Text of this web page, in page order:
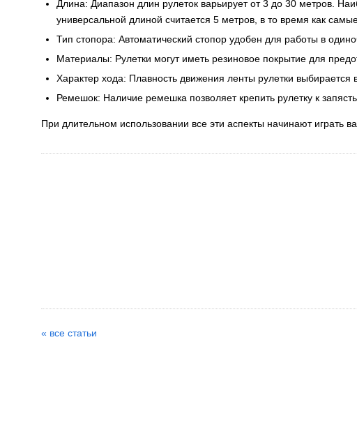
Длина: Диапазон длин рулеток варьирует от 3 до 30 метров.
универсальной длиной считается 5 метров, в то время как
Тип стопора: Автоматический стопор удобен для работы в
Материалы: Рулетки могут иметь резиновое покрытие для
Характер хода: Плавность движения ленты рулетки выбирается
Ремешок: Наличие ремешка позволяет крепить рулетку к
При длительном использовании все эти аспекты начинают играть
« все статьи